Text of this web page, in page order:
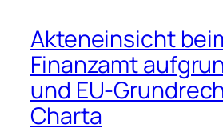
Akteneinsicht
Finanzamt
und EU-
Charta